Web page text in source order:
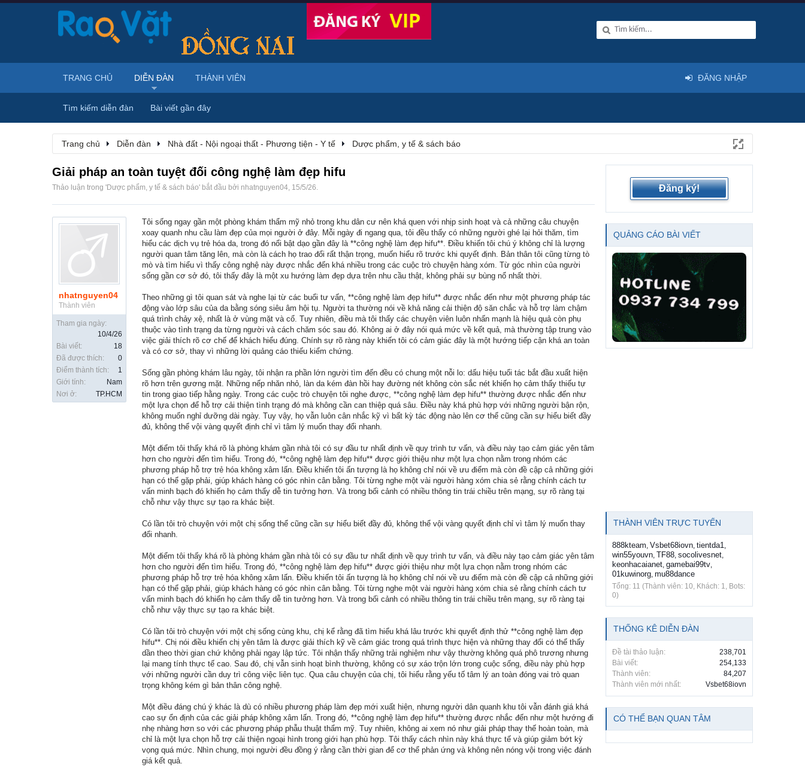
Trang chủ Diễn đàn Nhà đất - Nội ngoại thất - Phương tiện - Y tế Dược phẩm, y tế & sách báo
Giải pháp an toàn tuyệt đối công nghệ làm đẹp hifu
Thảo luận trong 'Dược phẩm, y tế & sách báo' bắt đầu bởi nhatnguyen04, 15/5/26.
nhatnguyen04
Thành viên
Tham gia ngày:
10/4/26
Bài viết:
18
Đã được thích:
0
Điểm thành tích:
1
Giới tính:
Nam
Nơi ở:
TP.HCM
Tôi sống ngay gần một phòng khám thẩm mỹ nhỏ trong khu dân cư nên khá quen với nhịp sinh hoạt và cả những câu chuyện
xoay quanh nhu cầu làm đẹp của mọi người ở đây. Mỗi ngày đi ngang qua, tôi đều thấy có những người ghé lại hỏi thăm, tìm
hiểu các dịch vụ trẻ hóa da, trong đó nổi bật dạo gần đây là **công nghệ làm đẹp hifu**. Điều khiến tôi chú ý không chỉ là lượng
người quan tâm tăng lên, mà còn là cách họ trao đổi rất thận trọng, muốn hiểu rõ trước khi quyết định. Bản thân tôi cũng từng tò
mò và tìm hiểu vì thấy công nghệ này được nhắc đến khá nhiều trong các cuộc trò chuyện hàng xóm. Từ góc nhìn của người
sống gần cơ sở đó, tôi thấy đây là một xu hướng làm đẹp dựa trên nhu cầu thật, không phải sự bùng nổ nhất thời.
Theo những gì tôi quan sát và nghe lại từ các buổi tư vấn, **công nghệ làm đẹp hifu** được nhắc đến như một phương pháp tác
động vào lớp sâu của da bằng sóng siêu âm hội tụ. Người ta thường nói về khả năng cải thiện độ săn chắc và hỗ trợ làm chậm
quá trình chảy xệ, nhất là ở vùng mặt và cổ. Tuy nhiên, điều mà tôi thấy các chuyên viên luôn nhấn mạnh là hiệu quả còn phụ
thuộc vào tình trạng da từng người và cách chăm sóc sau đó. Không ai ở đây nói quá mức về kết quả, mà thường tập trung vào
việc giải thích rõ cơ chế để khách hiểu đúng. Chính sự rõ ràng này khiến tôi có cảm giác đây là một hướng tiếp cận khá an toàn
và có cơ sở, thay vì những lời quảng cáo thiếu kiểm chứng.
Sống gần phòng khám lâu ngày, tôi nhận ra phần lớn người tìm đến đều có chung một nỗi lo: dấu hiệu tuổi tác bắt đầu xuất hiện
rõ hơn trên gương mặt. Những nếp nhăn nhỏ, làn da kém đàn hồi hay đường nét không còn sắc nét khiến họ cảm thấy thiếu tự
tin trong giao tiếp hằng ngày. Trong các cuộc trò chuyện tôi nghe được, **công nghệ làm đẹp hifu** thường được nhắc đến như
một lựa chọn để hỗ trợ cải thiện tình trạng đó mà không cần can thiệp quá sâu. Điều này khá phù hợp với những người bận rộn,
không muốn nghỉ dưỡng dài ngày. Tuy vậy, họ vẫn luôn cân nhắc kỹ vì bất kỳ tác động nào lên cơ thể cũng cần sự hiểu biết đầy
đủ, không thể vội vàng quyết định chỉ vì tâm lý muốn thay đổi nhanh.
Một điểm tôi thấy khá rõ là phòng khám gần nhà tôi có sự đầu tư nhất định về quy trình tư vấn, và điều này tạo cảm giác yên tâm
hơn cho người đến tìm hiểu. Trong đó, **công nghệ làm đẹp hifu** được giới thiệu như một lựa chọn nằm trong nhóm các
phương pháp hỗ trợ trẻ hóa không xâm lấn. Điều khiến tôi ấn tượng là họ không chỉ nói về ưu điểm mà còn đề cập cả những giới
hạn có thể gặp phải, giúp khách hàng có góc nhìn cân bằng. Tôi từng nghe một vài người hàng xóm chia sẻ rằng chính cách tư
vấn minh bạch đó khiến họ cảm thấy dễ tin tưởng hơn. Và trong bối cảnh có nhiều thông tin trái chiều trên mạng, sự rõ ràng tại
chỗ như vậy thực sự tạo ra khác biệt.
Có lần tôi trò chuyện với một chị sống thể cũng cần sự hiểu biết đầy đủ, không thể vội vàng quyết định chỉ vì tâm lý muốn thay
đổi nhanh.
Một điểm tôi thấy khá rõ là phòng khám gần nhà tôi có sự đầu tư nhất định về quy trình tư vấn, và điều này tạo cảm giác yên tâm
hơn cho người đến tìm hiểu. Trong đó, **công nghệ làm đẹp hifu** được giới thiệu như một lựa chọn nằm trong nhóm các
phương pháp hỗ trợ trẻ hóa không xâm lấn. Điều khiến tôi ấn tượng là họ không chỉ nói về ưu điểm mà còn đề cập cả những giới
hạn có thể gặp phải, giúp khách hàng có góc nhìn cân bằng. Tôi từng nghe một vài người hàng xóm chia sẻ rằng chính cách tư
vấn minh bạch đó khiến họ cảm thấy dễ tin tưởng hơn. Và trong bối cảnh có nhiều thông tin trái chiều trên mạng, sự rõ ràng tại
chỗ như vậy thực sự tạo ra khác biệt.
Có lần tôi trò chuyện với một chị sống cùng khu, chị kể rằng đã tìm hiểu khá lâu trước khi quyết định thử **công nghệ làm đẹp
hifu**. Chị nói điều khiến chị yên tâm là được giải thích kỹ về cảm giác trong quá trình thực hiện và những thay đổi có thể thấy
dần theo thời gian chứ không phải ngay lập tức. Tôi nhận thấy những trải nghiệm như vậy thường không quá phô trương nhưng
lại mang tính thực tế cao. Sau đó, chị vẫn sinh hoạt bình thường, không có sự xáo trộn lớn trong cuộc sống, điều này phù hợp
với những người cần duy trì công việc liên tục. Qua câu chuyện của chị, tôi hiểu rằng yếu tố tâm lý an toàn đóng vai trò quan
trọng không kém gì bản thân công nghệ.
Một điều đáng chú ý khác là dù có nhiều phương pháp làm đẹp mới xuất hiện, nhưng người dân quanh khu tôi vẫn đánh giá khá
cao sự ổn định của các giải pháp không xâm lấn. Trong đó, **công nghệ làm đẹp hifu** thường được nhắc đến như một hướng đi
nhẹ nhàng hơn so với các phương pháp phẫu thuật thẩm mỹ. Tuy nhiên, không ai xem nó như giải pháp thay thế hoàn toàn, mà
chỉ là một lựa chọn hỗ trợ cải thiện ngoại hình trong giới hạn phù hợp. Tôi thấy cách nhìn này khá thực tế và giúp giảm bớt kỳ
vọng quá mức. Nhìn chung, mọi người đều đồng ý rằng cần thời gian để cơ thể phản ứng và không nên nóng vội trong việc đánh
giá kết quả.
Đăng ký!
QUẢNG CÁO BÀI VIẾT
THÀNH VIÊN TRỰC TUYẾN
888kteam, Vsbet68iovn, tientda1,
win55youvn, TF88, socolivesnet,
keonhacaianet, gamebai99tv,
01kuwinorg, mu88dance
Tổng: 11 (Thành viên: 10, Khách: 1, Bots:
0)
THỐNG KÊ DIỄN ĐÀN
Đề tài thảo luận:
238,701
Bài viết:
254,133
Thành viên:
84,207
Thành viên mới nhất:
Vsbet68iovn
CÓ THỂ BẠN QUAN TÂM
TRANG CHỦ DIỄN ĐÀN
Tìm kiếm diễn đàn Bài viết gần đây
THÀNH VIÊN ĐĂNG NHẬP